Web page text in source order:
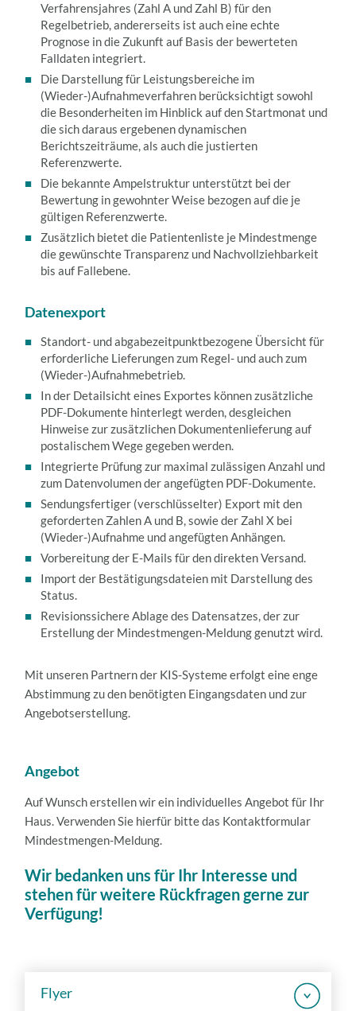
Verfahrensjahres (Zahl A und Zahl B) für den
Regelbetrieb, andererseits ist auch eine echte
Prognose in die Zukunft auf Basis der bewerteten
Falldaten integriert.
Die Darstellung für Leistungsbereiche im
(Wieder-)Aufnahmeverfahren berücksichtigt sowohl
die Besonderheiten im Hinblick auf den Startmonat und
die sich daraus ergebenen dynamischen
Berichtszeiträume, als auch die justierten
Referenzwerte.
Die bekannte Ampelstruktur unterstützt bei der
Bewertung in gewohnter Weise bezogen auf die je
gültigen Referenzwerte.
Zusätzlich bietet die Patientenliste je Mindestmenge
die gewünschte Transparenz und Nachvollziehbarkeit
bis auf Fallebene.
Datenexport
Standort- und abgabezeitpunktbezogene Übersicht für
erforderliche Lieferungen zum Regel- und auch zum
(Wieder-)Aufnahmebetrieb.
In der Detailsicht eines Exportes können zusätzliche
PDF-Dokumente hinterlegt werden, desgleichen
Hinweise zur zusätzlichen Dokumentenlieferung auf
postalischem Wege gegeben werden.
Integrierte Prüfung zur maximal zulässigen Anzahl und
zum Datenvolumen der angefügten PDF-Dokumente.
Sendungsfertiger (verschlüsselter) Export mit den
geforderten Zahlen A und B, sowie der Zahl X bei
(Wieder-)Aufnahme und angefügten Anhängen.
Vorbereitung der E-Mails für den direkten Versand.
Import der Bestätigungsdateien mit Darstellung des
Status.
Revisionssichere Ablage des Datensatzes, der zur
Erstellung der Mindestmengen-Meldung genutzt wird.
Mit unseren Partnern der KIS-Systeme erfolgt eine enge
Abstimmung zu den benötigten Eingangsdaten und zur
Angebotserstellung.
Angebot
Auf Wunsch erstellen wir ein individuelles Angebot für Ihr
Haus. Verwenden Sie hierfür bitte das Kontaktformular
Mindestmengen-Meldung.
Wir bedanken uns für Ihr Interesse und
stehen für weitere Rückfragen gerne zur
Verfügung!
Flyer